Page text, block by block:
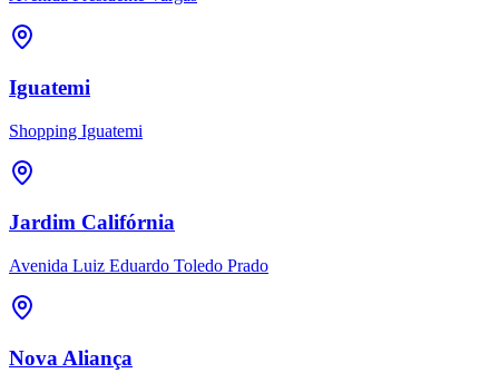
Iguatemi
Shopping Iguatemi
Jardim Califórnia
Avenida Luiz Eduardo Toledo Prado
Nova Aliança